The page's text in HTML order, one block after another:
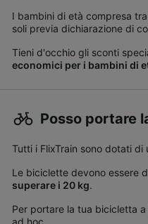
I bambini di età compresa
soli previa dichiarazione di
Tieni d'occhio gli sconti
economici per i bambini di
Posso portare
Tutti i FlixTrain sono dotati di
Le biciclette devono essere
superare i 20 kg.
Per portare la tua bicicletta
ad hoc.